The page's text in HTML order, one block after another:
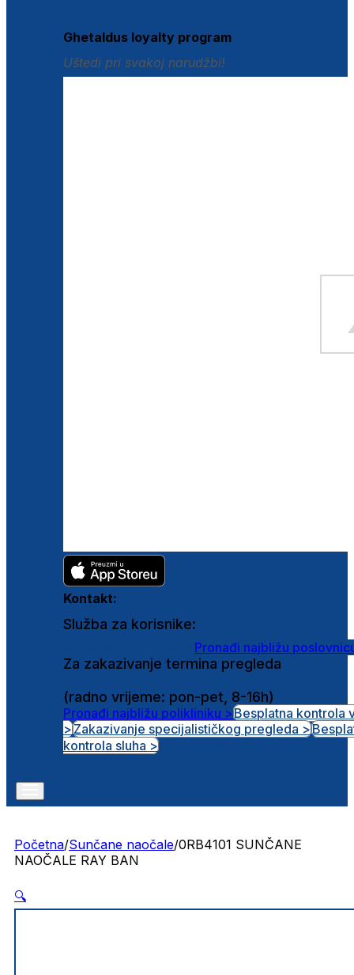
Ghetaldus loyalty program
Uštedi pri svakoj narudžbi!
Kontakt:
Služba za korisnike:
Pronađi najbližu
Za zakazivanje termina pregleda
(radno vrijeme: pon-pet, 8-16h)
Pronađi najbližu polikliniku >Besplatna kontrola
>Zakazivanje specijalističkog pregleda >
kontrola sluha >
Početna/Sunčane naočale/0RB4101 SUNČANE
NAOČALE RAY BAN
🔍